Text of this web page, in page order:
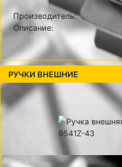
Производитель:
Описание:
РУЧКИ ВНЕШНИЕ